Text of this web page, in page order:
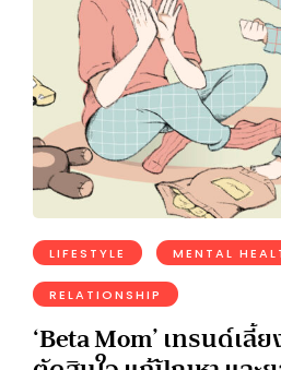
LIFESTYLE MENTAL
RELATIONSHIP
‘Beta Mom’ เทรนด์เลี้